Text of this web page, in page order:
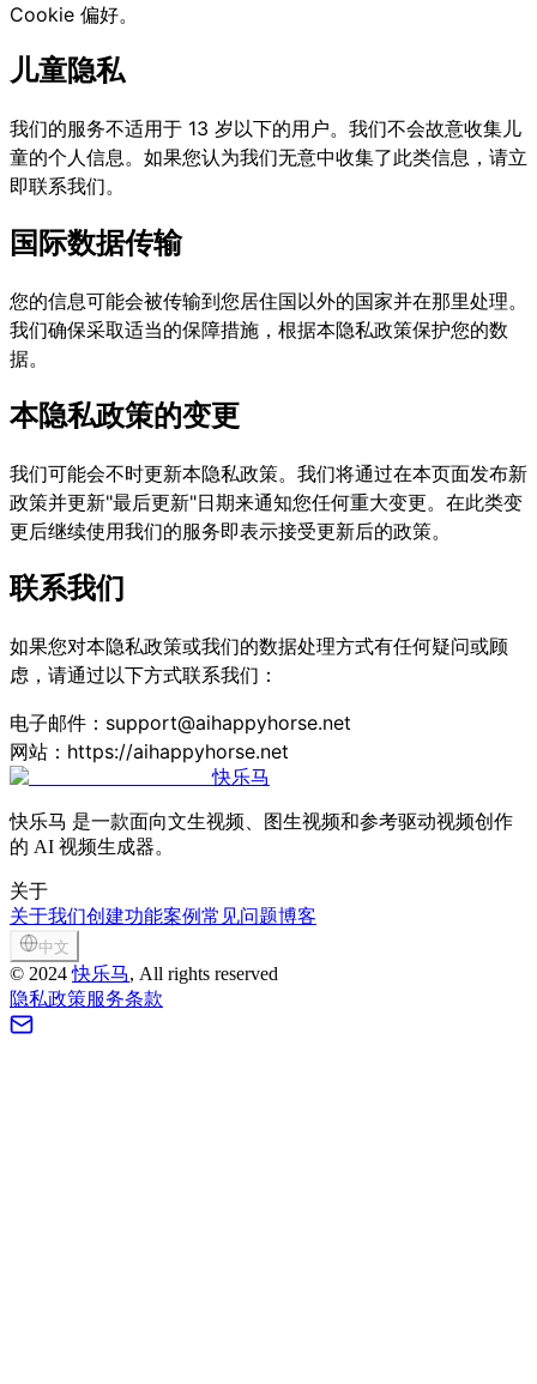
Cookie 偏好。
儿童隐私
我们的服务不适用于 13 岁以下的用户。我们不会故意收集儿
童的个人信息。如果您认为我们无意中收集了此类信息，请立
即联系我们。
国际数据传输
您的信息可能会被传输到您居住国以外的国家并在那里处理。
我们确保采取适当的保障措施，根据本隐私政策保护您的数
据。
本隐私政策的变更
我们可能会不时更新本隐私政策。我们将通过在本页面发布新
政策并更新"最后更新"日期来通知您任何重大变更。在此类变
更后继续使用我们的服务即表示接受更新后的政策。
联系我们
如果您对本隐私政策或我们的数据处理方式有任何疑问或顾
虑，请通过以下方式联系我们：
电子邮件：support@aihappyhorse.net
网站： https://aihappyhorse.net
快乐马
快乐马 是一款面向文生视频、图生视频和参考驱动视频创作
的 AI 视频生成器。
关于
关于我们创建功能案例常见问题博客
中文
© 2024 快乐马, All rights reserved
隐私政策服务条款